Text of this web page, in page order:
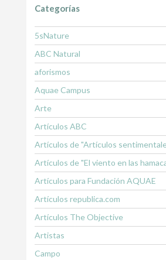
Categorías
5sNature
ABC Natural
aforismos
Aquae Campus
Arte
Artículos ABC
Artículos de "Artículos
Artículos de "El viento en las
Artículos para Fundación AQUAE
Artículos republica.com
Artículos The Objective
Artistas
Campo